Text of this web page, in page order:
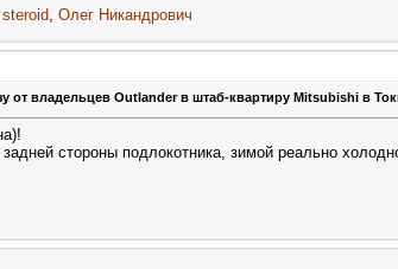
steroid, Олег Никандрович
от владельцев Outlander в штаб-квартиру Mitsubishi в
стороны подлокотника, зимой реально